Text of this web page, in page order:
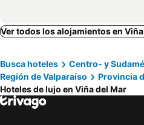
Ver todos los alojamientos en
Busca hoteles Centro- y
Región de Valparaíso
Provincia
Hoteles de lujo en Viña del Mar